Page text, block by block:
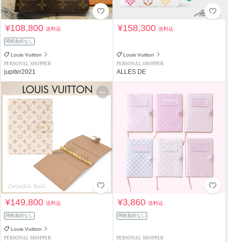
¥108,800送料込
関税負担なし
Louis Vuitton
PERSONAL SHOPPER
jupiter2021
¥158,300送料込
Louis Vuitton
PERSONAL SHOPPER
ALLES DE
¥149,800送料込
関税負担なし
Louis Vuitton
PERSONAL SHOPPER
¥3,860送料込
関税負担なし
PERSONAL SHOPPER